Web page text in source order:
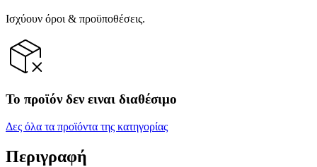
Ισχύουν όροι & προϋποθέσεις.
Το προϊόν δεν ειναι διαθέσιμο
Δες όλα τα προϊόντα της κατηγορίας
Περιγραφή